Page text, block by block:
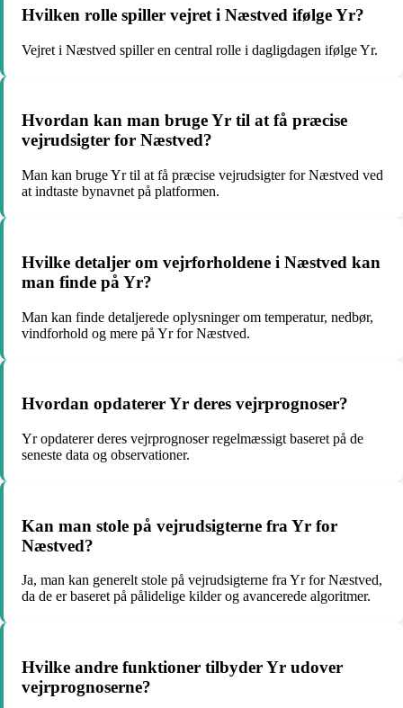
Hvilken rolle spiller vejret i Næstved ifølge Yr?
Vejret i Næstved spiller en central rolle i dagligdagen ifølge Yr.
Hvordan kan man bruge Yr til at få præcise
vejrudsigter for Næstved?
Man kan bruge Yr til at få præcise vejrudsigter for Næstved ved
at indtaste bynavnet på platformen.
Hvilke detaljer om vejrforholdene i Næstved kan
man finde på Yr?
Man kan finde detaljerede oplysninger om temperatur, nedbør,
vindforhold og mere på Yr for Næstved.
Hvordan opdaterer Yr deres vejrprognoser?
Yr opdaterer deres vejrprognoser regelmæssigt baseret på de
seneste data og observationer.
Kan man stole på vejrudsigterne fra Yr for
Næstved?
Ja, man kan generelt stole på vejrudsigterne fra Yr for Næstved,
da de er baseret på pålidelige kilder og avancerede algoritmer.
Hvilke andre funktioner tilbyder Yr udover
vejrprognoserne?